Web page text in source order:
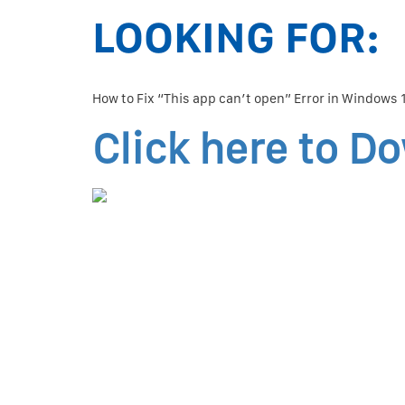
LOOKING FOR:
How to Fix “This app can’t open” Error in Windows
Click here to